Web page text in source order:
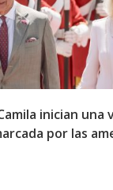
inician una
por las